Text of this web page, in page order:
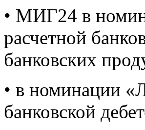
• МИГ24 в
расчетной
банковских
• в номинации
банковской